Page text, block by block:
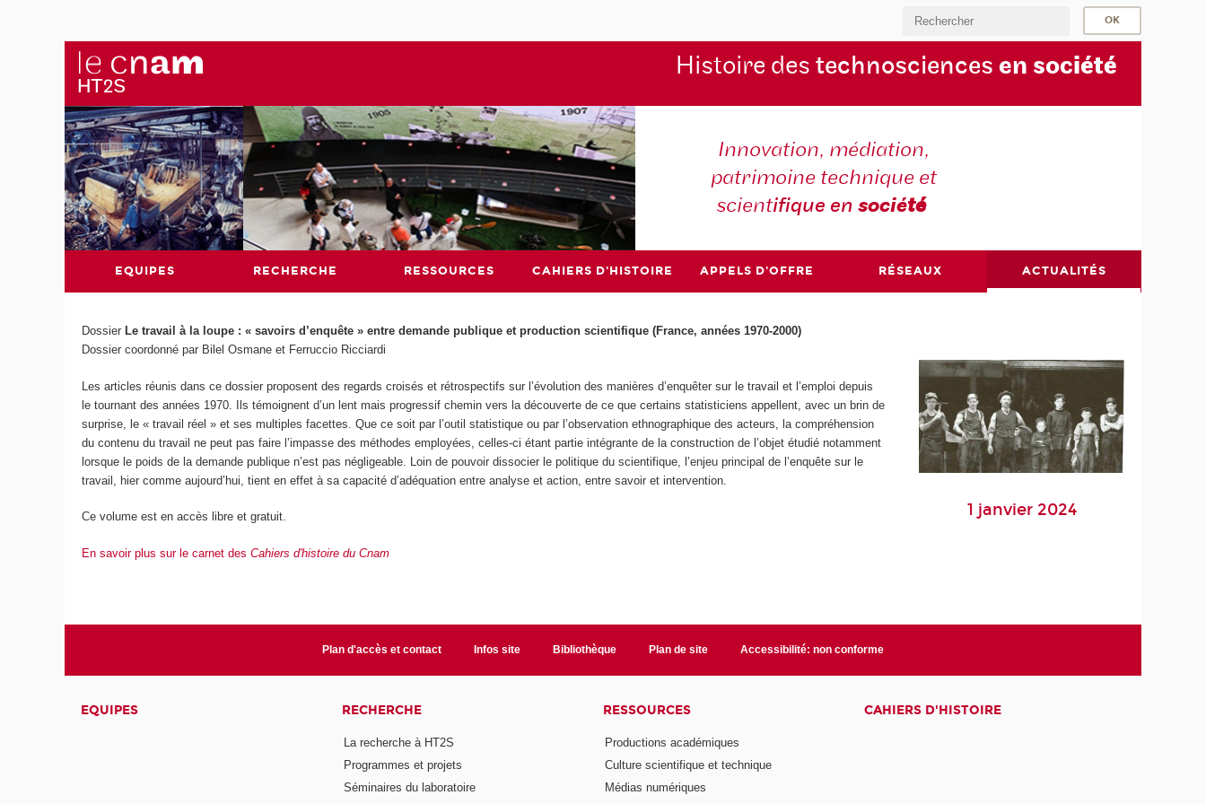
Histoire des technosciences en société
Innovation, médiation,
patrimoine technique et
scientifique ensociété
EQUIPES RECHERCHE RESSOURCES CAHIERS D'HISTOIRE APPELS D'OFFRE RÉSEAUX ACTUALITÉS
Dossier Le travail à la loupe : « savoirs d’enquête » entre demande publique et production scientifique (France, années 1970-2000)
Dossier coordonné par Bilel Osmane et Ferruccio Ricciardi
Les articles réunis dans ce dossier proposent des regards croisés et rétrospectifs sur l’évolution des manières d’enquêter sur le travail et l’emploi depuis
le tournant des années 1970. Ils témoignent d’un lent mais progressif chemin vers la découverte de ce que certains statisticiens appellent, avec un brin de
surprise, le « travail réel » et ses multiples facettes. Que ce soit par l’outil statistique ou par l’observation ethnographique des acteurs, la compréhension
du contenu du travail ne peut pas faire l’impasse des méthodes employées, celles-ci étant partie intégrante de la construction de l’objet étudié notamment
lorsque le poids de la demande publique n’est pas négligeable. Loin de pouvoir dissocier le politique du scientifique, l’enjeu principal de l’enquête sur le
travail, hier comme aujourd’hui, tient en effet à sa capacité d’adéquation entre analyse et action, entre savoir et intervention.
Ce volume est en accès libre et gratuit.
En savoir plus sur le carnet desCahiers d'histoire du Cnam
1 janvier 2024
Plan d'accès et contact Infos site Bibliothèque Plan de site Accessibilité: non conforme
EQUIPES RECHERCHE
La recherche à HT2S
Programmes et projets
Séminaires du laboratoire
RESSOURCES
Productions académiques
Culture scientifique et technique
Médias numériques
CAHIERS D'HISTOIRE